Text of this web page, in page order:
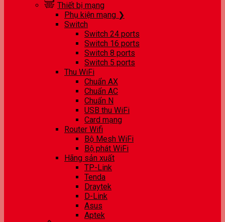
Thiết bị mạng
Phụ kiện mạng ❯
Switch
Switch 24 ports
Switch 16 ports
Switch 8 ports
Switch 5 ports
Thu WiFi
Chuẩn AX
Chuẩn AC
Chuẩn N
USB thu WiFi
Card mạng
Router Wifi
Bộ Mesh WiFi
Bộ phát WiFi
Hãng sản xuất
TP-Link
Tenda
Draytek
D-Link
Asus
Aptek